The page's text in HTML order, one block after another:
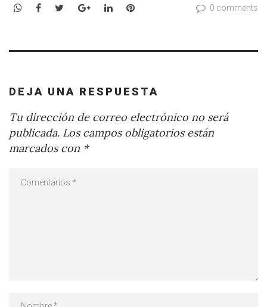
WhatsApp
Facebook
TwitterGoogle+LinkedInPinterest 0 comments
DEJA UNA RESPUESTA
Tu dirección de correo electrónico no será
publicada. Los campos obligatorios están
marcados con *